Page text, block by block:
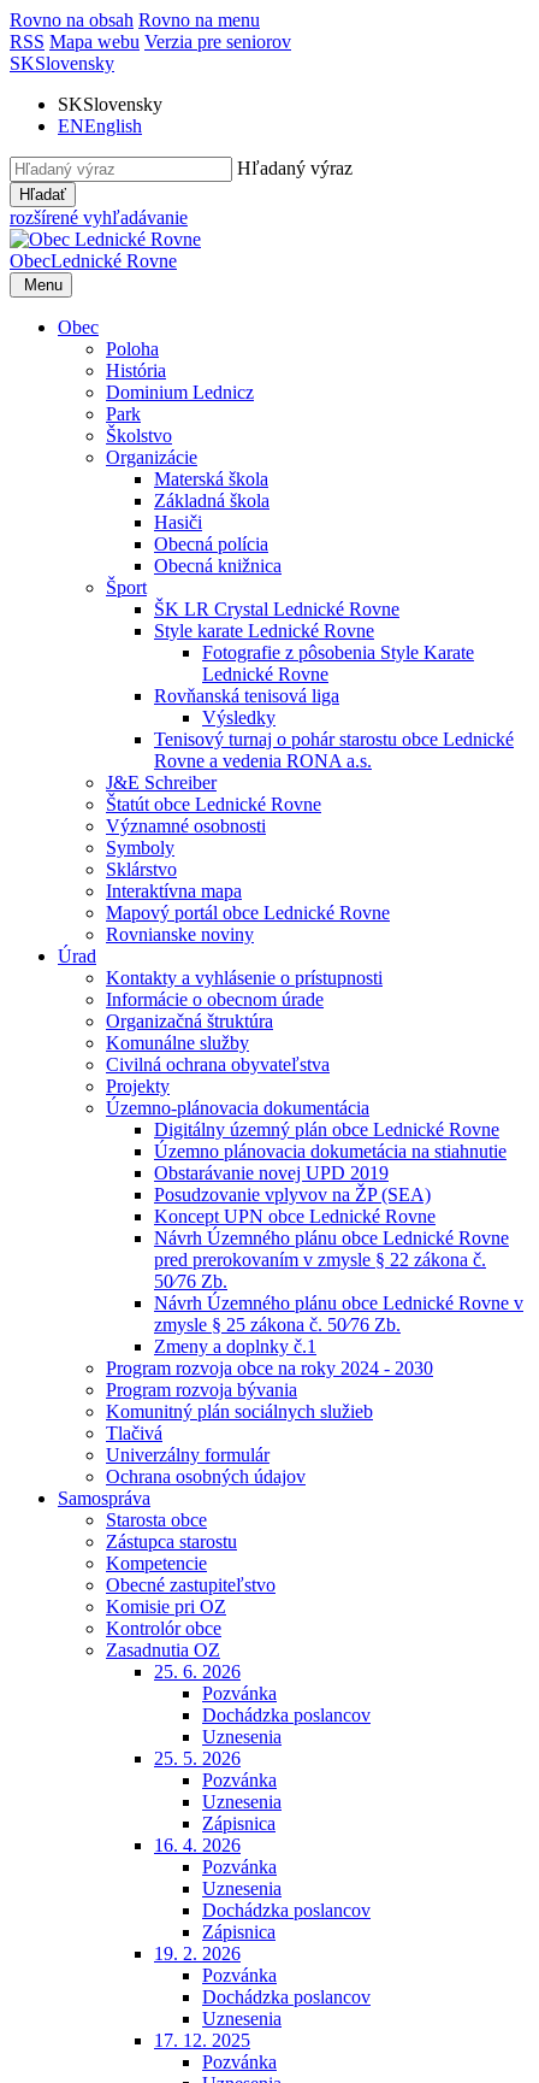
Rovno na obsah Rovno na menu
RSS Mapa webu Verzia pre seniorov
SKSlovensky
SKSlovensky
ENEnglish
Hľadaný výraz
Hľadať
rozšírené vyhľadávanie
ObecLednické Rovne
Menu
Obec
Poloha
História
Dominium Lednicz
Park
Školstvo
Organizácie
Materská škola
Základná škola
Hasiči
Obecná polícia
Obecná knižnica
Šport
ŠK LR Crystal Lednické Rovne
Style karate Lednické Rovne
Fotografie z pôsobenia Style Karate
Lednické Rovne
Rovňanská tenisová liga
Výsledky
Tenisový turnaj o pohár starostu obce Lednické
Rovne a vedenia RONA a.s.
J&E Schreiber
Štatút obce Lednické Rovne
Významné osobnosti
Symboly
Sklárstvo
Interaktívna mapa
Mapový portál obce Lednické Rovne
Rovnianske noviny
Úrad
Kontakty a vyhlásenie o prístupnosti
Informácie o obecnom úrade
Organizačná štruktúra
Komunálne služby
Civilná ochrana obyvateľstva
Projekty
Územno-plánovacia dokumentácia
Digitálny územný plán obce Lednické Rovne
Územno plánovacia dokumetácia na stiahnutie
Obstarávanie novej UPD 2019
Posudzovanie vplyvov na ŽP (SEA)
Koncept UPN obce Lednické Rovne
Návrh Územného plánu obce Lednické Rovne
pred prerokovaním v zmysle § 22 zákona č.
50⁄76 Zb.
Návrh Územného plánu obce Lednické Rovne v
zmysle § 25 zákona č. 50⁄76 Zb.
Zmeny a doplnky č.1
Program rozvoja obce na roky 2024 - 2030
Program rozvoja bývania
Komunitný plán sociálnych služieb
Tlačivá
Univerzálny formulár
Ochrana osobných údajov
Samospráva
Starosta obce
Zástupca starostu
Kompetencie
Obecné zastupiteľstvo
Komisie pri OZ
Kontrolór obce
Zasadnutia OZ
25. 6. 2026
Pozvánka
Dochádzka poslancov
Uznesenia
25. 5. 2026
Pozvánka
Uznesenia
Zápisnica
16. 4. 2026
Pozvánka
Uznesenia
Dochádzka poslancov
Zápisnica
19. 2. 2026
Pozvánka
Dochádzka poslancov
Uznesenia
17. 12. 2025
Pozvánka